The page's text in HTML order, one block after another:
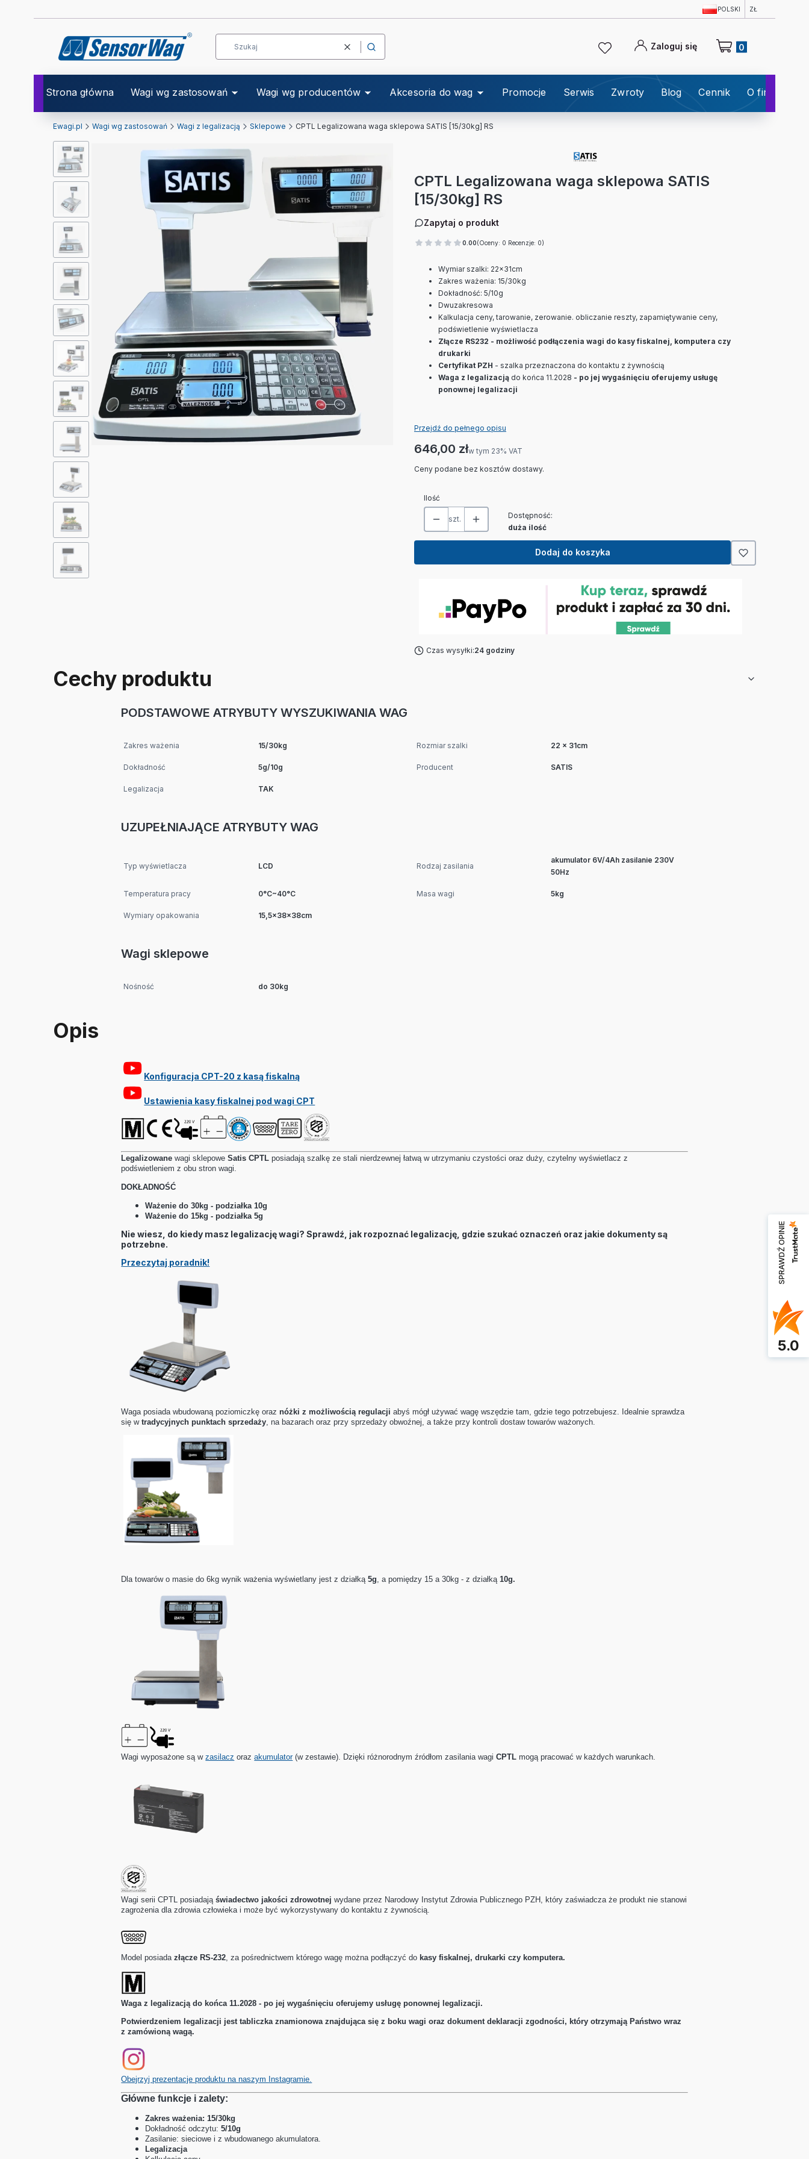
POLSKI ZŁ
WyczyśćSzukaj
Zaloguj się Produkty w koszyku:
Strona główna Wagi wg zastosowań Wagi wg producentów Akcesoria do wag Promocje Serwis Zwroty Blog Cennik O firmie
Ewagi.pl Wagi wg zastosowań Wagi z legalizacją Sklepowe CPTL Legalizowana waga sklepowa SATIS [15/30kg] RS
CPTL Legalizowana waga sklepowa SATIS
[15/30kg] RS
Zapytaj o produkt
0.00(Oceny: 0 Recenzje: 0)
Wymiar szalki: 22x31cm
Zakres ważenia: 15/30kg
Dokładność: 5/10g
Dwuzakresowa
Kalkulacja ceny, tarowanie, zerowanie. obliczanie reszty, zapamiętywanie ceny,
podświetlenie wyświetlacza
Złącze RS232 - możliwość podłączenia wagi do kasy fiskalnej, komputera czy
drukarki
Certyfikat PZH - szalka przeznaczona do kontaktu z żywnością
Waga z legalizacją do końca 11.2028 - po jej wygaśnięciu oferujemy usługę
ponownej legalizacji
Przejdź do pełnego opisu
Cena
646,00 złw tym 23% VAT
w tym 23% VAT
Ceny podane bez kosztów dostawy.
Ilość
szt.
Dostępność:
duża ilość
Dodaj do koszyka
Czas wysyłki:24 godziny
Cechy produktu
PODSTAWOWE ATRYBUTY WYSZUKIWANIA WAG
Zakres ważenia 15/30kg Rozmiar szalki 22 x 31cm
Dokładność 5g/10g Producent SATIS
Legalizacja TAK
UZUPEŁNIAJĄCE ATRYBUTY WAG
Typ wyświetlacza LCD Rodzaj zasilania
akumulator 6V/4Ah zasilanie 230V
50Hz
Temperatura pracy 0°C~40°C Masa wagi 5kg
Wymiary opakowania 15,5x38x38cm
Wagi sklepowe
Nośność do 30kg
Opis
Konfiguracja CPT-20 z kasą fiskalną
Ustawienia kasy fiskalnej pod wagi CPT
Legalizowane wagi sklepoweSatis CPTL posiadają szalkę ze stali nierdzewnej łatwą w utrzymaniu czystości oraz duży, czytelny wyświetlacz z
podświetleniem z obu stron wagi.
DOKŁADNOŚĆ
Ważenie do 30kg - podziałka 10g
Ważenie do 15kg - podziałka 5g
Nie wiesz, do kiedy masz legalizację wagi? Sprawdź, jak rozpoznać legalizację, gdzie szukać oznaczeń oraz jakie dokumenty są
potrzebne.
Przeczytaj poradnik!
Waga posiada wbudowaną poziomiczkę oraznóżki z możliwością regulacji abyś mógł używać wagę wszędzie tam, gdzie tego potrzebujesz. Idealnie sprawdza
się wtradycyjnych punktach sprzedaży, na bazarach oraz przy sprzedaży obwoźnej, a także przy kontroli dostaw towarów ważonych.
Dla towarów o masie do 6kg wynik ważenia wyświetlany jest z działką5g , a pomiędzy 15 a 30kg - z działką 10g.
Wagi wyposażone są wzasilacz orazakumulator(w zestawie). Dzięki różnorodnym źródłom zasilania wagiCPTLmogąpracować w każdych warunkach.
Wagi serii CPTL posiadająświadectwo jakości zdrowotnej wydane przez Narodowy Instytut Zdrowia Publicznego PZH,
który zaświadcza że produkt nie stanowi
zagrożenia dla zdrowia człowieka i może być wykorzystywany do kontaktu z żywnością.
Model posiada złącze RS-232 , za pośrednictwem którego wagę można podłączyć do kasy fiskalnej, drukarki czy komputera.
Waga z legalizacją do końca 11.2028 - po jej wygaśnięciu oferujemy usługę ponownej legalizacji.
Potwierdzeniem legalizacji jest tabliczka znamionowa znajdująca się z boku wagi oraz dokument deklaracji zgodności, który otrzymają Państwo wraz
z zamówioną wagą.
Obejrzyj prezentacje produktu na naszym Instagramie.
Główne funkcje i zalety:
Zakres ważenia: 15/30kg
Dokładność odczytu:5/10g
Zasilanie: sieciowe i z wbudowanego akumulatora.
Legalizacja
SPRAWDŹ OPINIE
5.0